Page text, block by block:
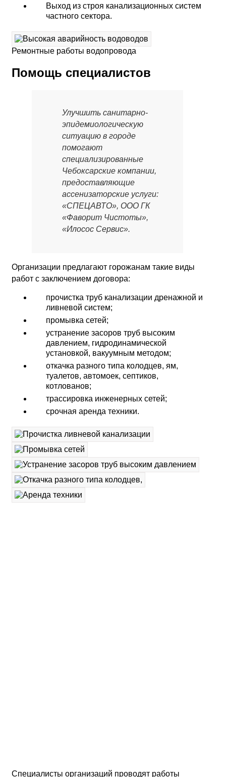
Выход из строя канализационных систем
частного сектора.
Ремонтные работы водопровода
Помощь специалистов
Улучшить санитарно-
эпидемиологическую
ситуацию в городе
помогают
специализированные
Чебоксарские компании,
предоставляющие
ассенизаторские услуги:
«СПЕЦАВТО», ООО ГК
«Фаворит Чистоты»,
«Илосос Сервис».
Организации предлагают горожанам такие виды
работ с заключением договора:
прочистка труб канализации дренажной и
ливневой систем;
промывка сетей;
устранение засоров труб высоким
давлением, гидродинамической
установкой, вакуумным методом;
откачка разного типа колодцев, ям,
туалетов, автомоек, септиков,
котлованов;
трассировка инженерных сетей;
срочная аренда техники.
Специалисты организаций проводят работы